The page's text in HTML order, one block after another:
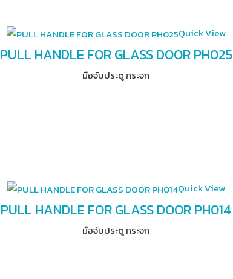
Quick View
PULL HANDLE FOR GLASS DOOR PH025
มือจับประตู กระจก
Quick View
PULL HANDLE FOR GLASS DOOR PH014
มือจับประตู กระจก